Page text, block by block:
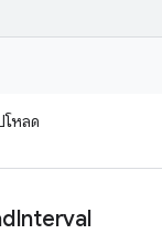
หลด
Interval